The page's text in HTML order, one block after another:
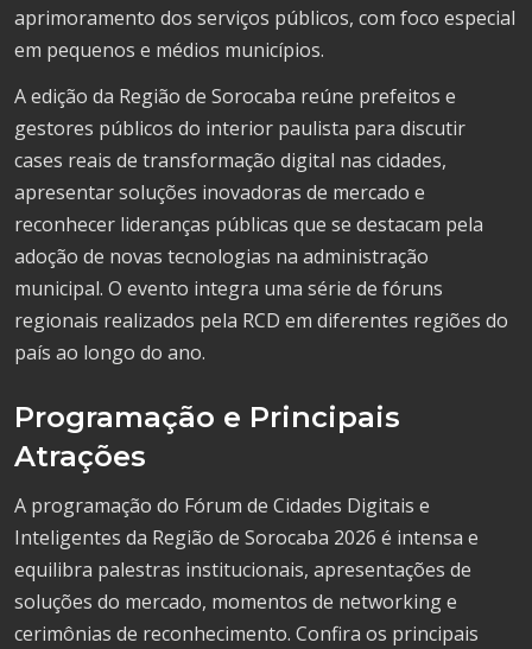
aprimoramento dos serviços públicos, com foco especial
em pequenos e médios municípios.
A edição da Região de Sorocaba reúne prefeitos e
gestores públicos do interior paulista para discutir
cases reais de transformação digital nas cidades,
apresentar soluções inovadoras de mercado e
reconhecer lideranças públicas que se destacam pela
adoção de novas tecnologias na administração
municipal. O evento integra uma série de fóruns
regionais realizados pela RCD em diferentes regiões do
país ao longo do ano.
Programação e Principais
Atrações
A programação do Fórum de Cidades Digitais e
Inteligentes da Região de Sorocaba 2026 é intensa e
equilibra palestras institucionais, apresentações de
soluções do mercado, momentos de networking e
cerimônias de reconhecimento. Confira os principais